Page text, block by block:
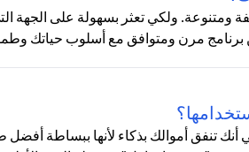
ومتنوعة. ولكي تعثر بسهولة على الجهة
برنامج مرن ومتوافق مع أسلوب حياتك
أنك تنفق أموالك بذكاء لأنها ببساطة